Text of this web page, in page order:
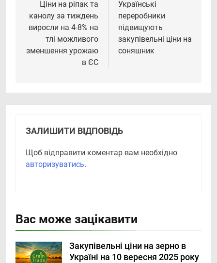
записів
Ціни на ріпак та
канолу за тиждень
виросли на 4-8% на
тлі можливого
зменшення урожаю
в ЄС
Українські
переробники
підвищують
закупівельні ціни на
соняшник
ЗАЛИШИТИ ВІДПОВІДЬ
Щоб відправити коментар вам необхідно
авторизуватись.
Вас може зацікавити
Закупівельні ціни на зерно в
Україні на 10 вересня 2025 року